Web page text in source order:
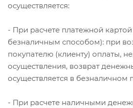
осуществляется:
- При расчете платежной
безналичным способом): при
покупателю (клиенту) оплаты,
осуществления, возврат
осуществляется в безналичном
- При расчете наличными